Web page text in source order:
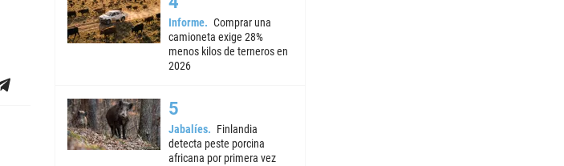
Informe
Comprar una
camioneta exige 28%
menos kilos de terneros en
2026
Jabalíes
Finlandia
detecta peste porcina
africana por primera vez